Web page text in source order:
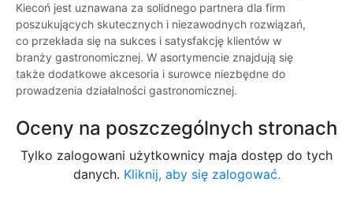
Kiecoń jest uznawana za solidnego partnera dla firm
poszukujących skutecznych i niezawodnych rozwiązań,
co przekłada się na sukces i satysfakcję klientów w
branży gastronomicznej. W asortymencie znajdują się
także dodatkowe akcesoria i surowce niezbędne do
prowadzenia działalności gastronomicznej.
Oceny na poszczególnych stronach
Tylko zalogowani użytkownicy maja dostęp do tych
danych. Kliknij, aby się zalogować.